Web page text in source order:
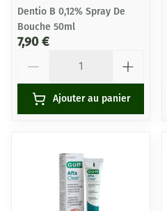
Dentio B 0,12% Spray De
Bouche 50ml
7,90 €
Ajouter au panier